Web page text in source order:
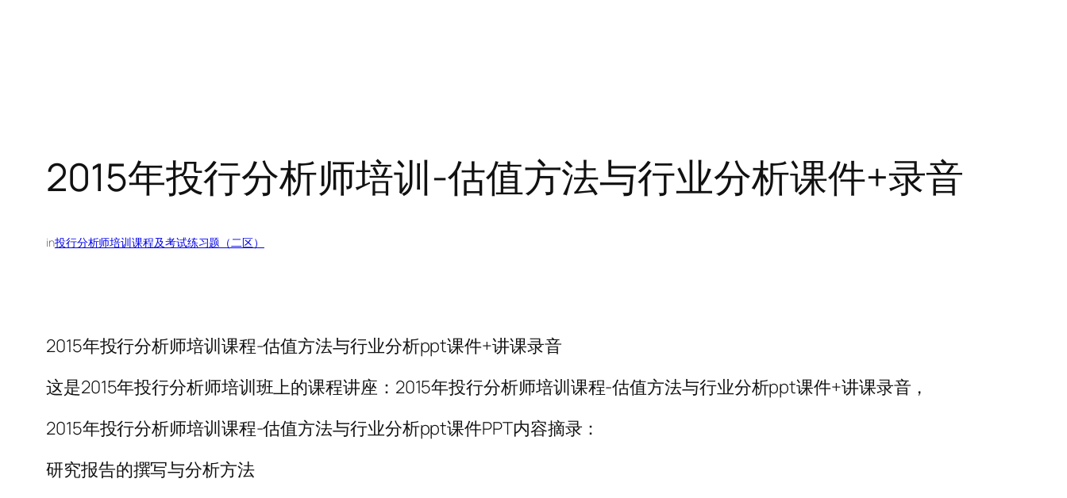
2015年投行分析师培训-估值方法与行业分析课件+录音
in投行分析师培训课程及考试练习题（二区）
2015年投行分析师培训课程-估值方法与行业分析ppt课件+讲课录音
这是2015年投行分析师培训班上的课程讲座：2015年投行分析师培训课程-估值方法与行业分析ppt课件+讲课录音，
2015年投行分析师培训课程-估值方法与行业分析ppt课件PPT内容摘录：
研究报告的撰写与分析方法